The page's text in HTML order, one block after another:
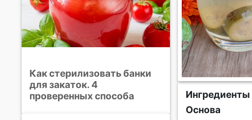
Ингредиенты
Основа
Как стерилизовать банки
для закаток. 4
проверенных способа